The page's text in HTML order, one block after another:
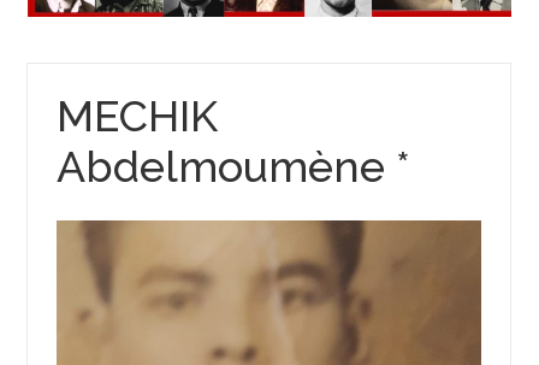
MECHIK
Abdelmoumène *